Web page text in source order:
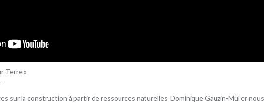
Terre »
sur la construction à partir de ressources naturelles, Dominique Gauzin-Müller nous